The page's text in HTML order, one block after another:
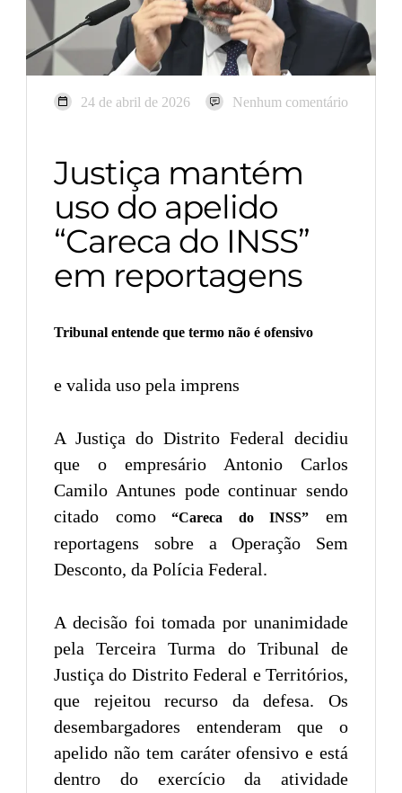
24 de abril de 2026 Nenhum comentário
Justiça mantém
uso do apelido
“Careca do INSS”
em reportagens
Tribunal entende que termo não é ofensivo
e valida uso pela imprens
A Justiça do Distrito Federal decidiu
que o empresário Antonio Carlos
Camilo Antunes pode continuar sendo
citado como“Careca do INSS”
em
reportagens sobre a Operação Sem
Desconto, da Polícia Federal.
A decisão foi tomada por unanimidade
pela Terceira Turma do Tribunal de
Justiça do Distrito Federal e Territórios,
que rejeitou recurso da defesa. Os
desembargadores entenderam que o
apelido não tem caráter ofensivo e está
dentro do exercício da atividade